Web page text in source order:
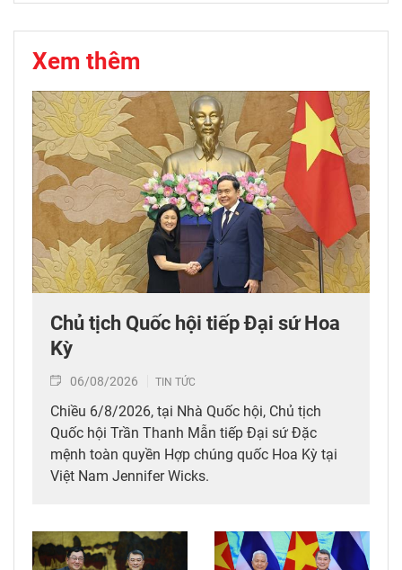
Xem thêm
Chủ tịch Quốc hội tiếp Đại sứ Hoa
Kỳ
06/08/2026 TIN TỨC
Chiều 6/8/2026, tại Nhà Quốc hội, Chủ tịch
Quốc hội Trần Thanh Mẫn tiếp Đại sứ Đặc
mệnh toàn quyền Hợp chúng quốc Hoa Kỳ tại
Việt Nam Jennifer Wicks.